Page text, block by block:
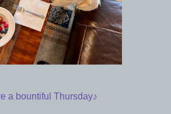
a bountiful Thursday♪